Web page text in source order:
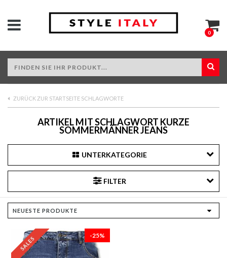
0
ZURÜCK ZUR STARTSEITE SCHLAGWORTE
ARTIKEL MIT SCHLAGWORT KURZE
SOMMERMÄNNER JEANS
UNTERKATEGORIE
FILTER
-25%